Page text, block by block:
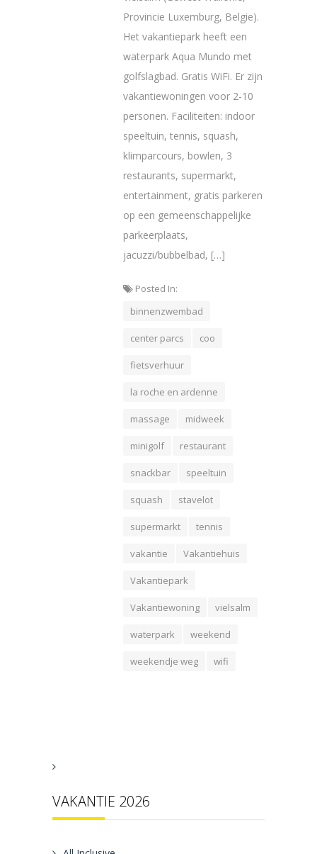
Provincie Luxemburg, Belgie).
Het vakantiepark heeft een
waterpark Aqua Mundo met
golfslagbad. Gratis WiFi. Er zijn
vakantiewoningen voor 2-10
personen. Faciliteiten: indoor
speeltuin, tennis, squash,
klimparcours, bowlen, 3
restaurants, supermarkt,
entertainment, gratis parkeren
op een gemeenschappelijke
parkeerplaats,
jacuzzi/bubbelbad, […]
Posted In:
binnenzwembad
center parcs coo
fietsverhuur
la roche en ardenne
massage midweek
minigolf restaurant
snackbar speeltuin
squash stavelot
supermarkt tennis
vakantie Vakantiehuis
Vakantiepark
Vakantiewoning vielsalm
waterpark weekend
weekendje weg wifi
VAKANTIE 2026